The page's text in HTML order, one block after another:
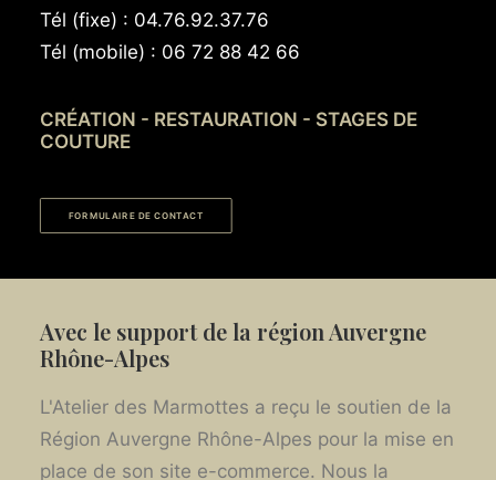
Tél (fixe) : 04.76.92.37.76
Tél (mobile) : 06 72 88 42 66
CRÉATION - RESTAURATION - STAGES DE
COUTURE
FORMULAIRE DE CONTACT
Avec le support de la région Auvergne
Rhône-Alpes
L'Atelier des Marmottes a reçu le soutien de la
Région Auvergne Rhône-Alpes pour la mise en
place de son site e-commerce. Nous la